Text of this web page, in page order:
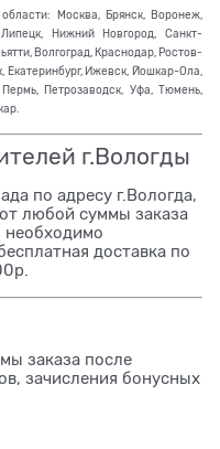
Москва, Брянск, Воронеж,
Нижний Новгород, Санкт-
Волгоград, Краснодар, Ростов-
Екатеринбург, Ижевск, Йошкар-Ола,
Петрозаводск, Уфа, Тюмень,
г.Вологды
по адресу г.Вологда,
любой суммы заказа
доставка по
заказа после
зачисления бонусных